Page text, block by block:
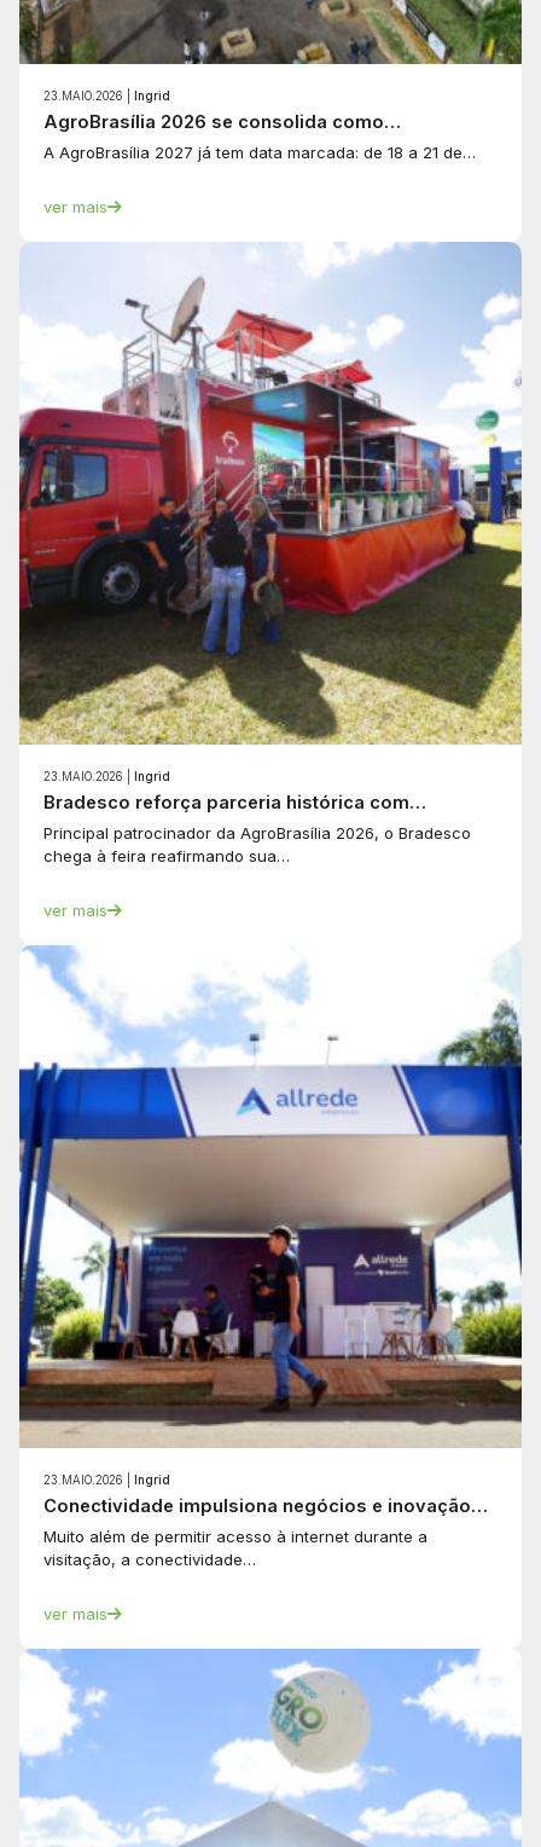
23.MAIO.2026 | Ingrid
AgroBrasília 2026 se consolida como…
A AgroBrasília 2027 já tem data marcada: de 18 a 21 de…
ver mais
23.MAIO.2026 | Ingrid
Bradesco reforça parceria histórica com…
Principal patrocinador da AgroBrasília 2026, o Bradesco
chega à feira reafirmando sua…
ver mais
23.MAIO.2026 | Ingrid
Conectividade impulsiona negócios e inovação…
Muito além de permitir acesso à internet durante a
visitação, a conectividade…
ver mais